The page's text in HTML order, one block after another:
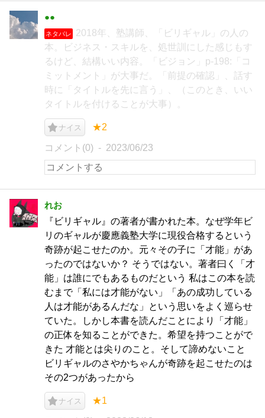
●●
ネタバレ
2018年、塾講師、「ビリギャル」の人の
本。ビジネス・スキルを、処世訓にした感じもす
るけど、結構いい内容。「ビジョン」p-198:「コ
ミットメント」が大事だ。「前提の確認」、話す
時に「タイトルを先に言う」、（このとき、いい
タイトルを付けることが大事）。
ナイス ★2
コメント(0) 2023/06/23
れお
『ビリギャル』の著者が書かれた本。なぜ学年ビ
リのギャルが慶應義塾大学に現役合格するという
奇跡が起こせたのか。元々その子に「才能」があ
ったのではないか？ そうではない。著者曰く「才
能」は誰にでもあるものだという 私はこの本を読
むまで「私には才能がない」「あの成功している
人は才能があるんだな」という思いをよく巡らせ
ていた。しかし本書を読んだことにより「才能」
の正体を知ることができた。希望を持つことがで
きた 才能とは尖りのこと。そして諦めないこと
ビリギャルのさやかちゃんが奇跡を起こせたのは
その2つがあったから
ナイス ★1